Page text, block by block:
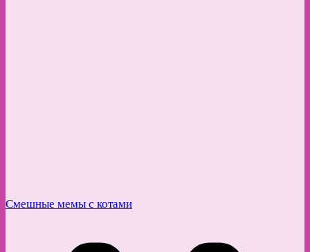
Смешные мемы с котами